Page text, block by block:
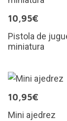
10,95€
Pistola de
miniatura
10,95€
Mini ajedrez